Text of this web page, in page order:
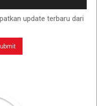
update terbaru dari